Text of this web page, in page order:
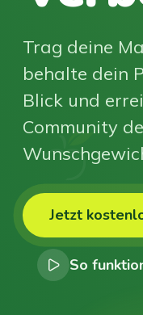
Trag deine
behalte dein
Blick und
Community
Jetzt
So